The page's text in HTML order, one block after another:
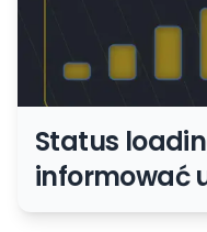
Status
informować
strona działa